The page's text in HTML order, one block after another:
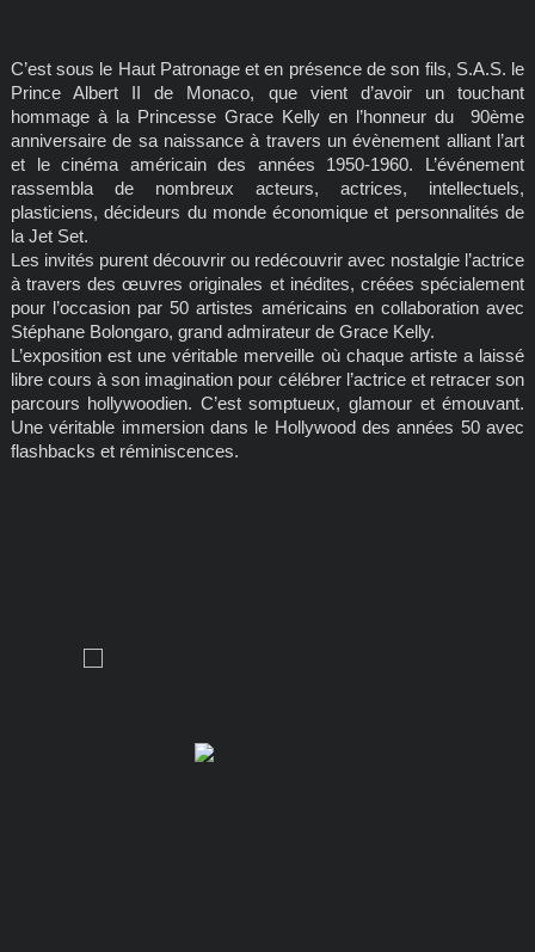
C’est sous le Haut Patronage et en présence de son fils, S.A.S. le
Prince Albert II de Monaco, que vient d’avoir un touchant
hommage à la Princesse Grace Kelly en l’honneur du 90ème
anniversaire de sa naissance à travers un évènement alliant l’art
et le cinéma américain des années 1950-1960. L’événement
rassembla de nombreux acteurs, actrices, intellectuels,
plasticiens, décideurs du monde économique et personnalités de
la Jet Set.
Les invités purent découvrir ou redécouvrir avec nostalgie l’actrice
à travers des œuvres originales et inédites, créées spécialement
pour l’occasion par 50 artistes américains en collaboration avec
Stéphane Bolongaro, grand admirateur de Grace Kelly.
L’exposition est une véritable merveille où chaque artiste a laissé
libre cours à son imagination pour célébrer l’actrice et retracer son
parcours hollywoodien. C’est somptueux, glamour et émouvant.
Une véritable immersion dans le Hollywood des années 50 avec
flashbacks et réminiscences.